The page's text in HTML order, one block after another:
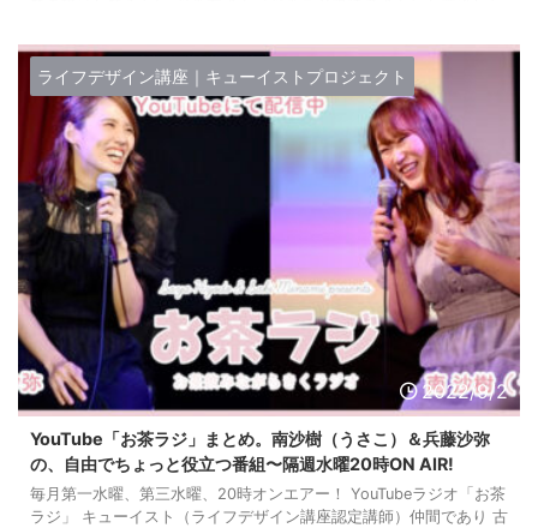
オンラインお話会です。 当日は兵藤沙弥 ...
ライフデザイン講座｜キューイストプロジェクト
2022/9/2
YouTube「お茶ラジ」まとめ。南沙樹（うさこ）＆兵藤沙弥
の、自由でちょっと役立つ番組〜隔週水曜20時ON AIR!
毎月第一水曜、第三水曜、20時オンエアー！ YouTubeラジオ「お茶
ラジ」 キューイスト（ライフデザイン講座認定講師）仲間であり 古